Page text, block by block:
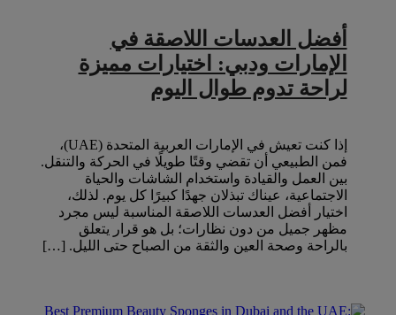
أفضل العدسات اللاصقة في
الإمارات ودبي: اختيارات مميزة
لراحة تدوم طوال اليوم
إذا كنت تعيش في الإمارات العربية المتحدة (UAE)،
فمن الطبيعي أن تقضي وقتًا طويلًا في الحركة والتنقل.
بين العمل والقيادة واستخدام الشاشات والحياة
الاجتماعية، عيناك تبذلان جهدًا كبيرًا كل يوم. لذلك،
اختيار أفضل العدسات اللاصقة المناسبة ليس مجرد
مظهر جميل من دون نظارات؛ بل هو قرار يتعلق
بالراحة وصحة العين والثقة من الصباح حتى الليل. […]